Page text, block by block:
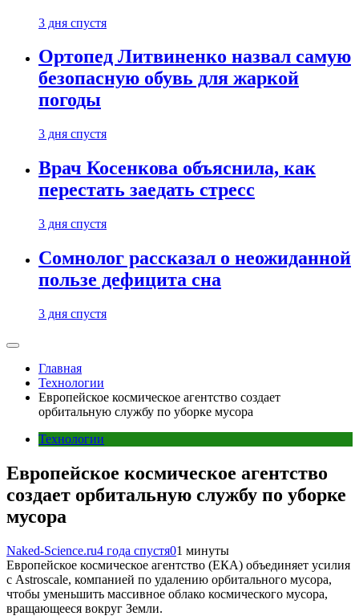
3 дня спустя
Ортопед Литвиненко назвал самую
безопасную обувь для жаркой
погоды
3 дня спустя
Врач Косенкова объяснила, как
перестать заедать стресс
3 дня спустя
Сомнолог рассказал о неожиданной
пользе дефицита сна
3 дня спустя
Главная
Технологии
Европейское космическое агентство создает
орбитальную службу по уборке мусора
Технологии
Европейское космическое агентство
создает орбитальную службу по уборке
мусора
Naked-Science.ru4 года спустя01 минуты
Европейское космическое агентство (ЕКА) объединяет усилия
с Astroscale, компанией по удалению орбитального мусора,
чтобы уменьшить массивное облако космического мусора,
вращающееся вокруг Земли.